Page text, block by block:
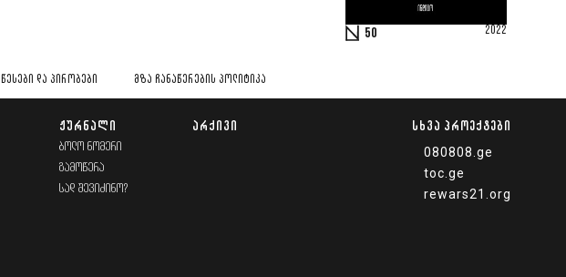
50 2022
ᲬᲔᲡᲔᲑᲘ ᲓᲐ ᲞᲘᲠᲝᲑᲔᲑᲘ ᲛᲖᲐ ᲩᲐᲜᲐᲬᲔᲠᲔᲑᲘᲡ ᲞᲝᲚᲘᲢᲘᲙᲐ
ᲟᲣᲠᲜᲐᲚᲘ
ᲑᲝᲚᲝ ᲜᲝᲛᲔᲠᲘ
ᲒᲐᲛᲝᲬᲔᲠᲐ
ᲡᲐᲓ ᲨᲔᲕᲘᲫᲘᲜᲝ?
ᲐᲠᲥᲘᲕᲘ ᲡᲮᲕᲐ ᲞᲠᲝᲔᲥᲢᲔᲑᲘ
080808.ge
toc.ge
rewars21.org